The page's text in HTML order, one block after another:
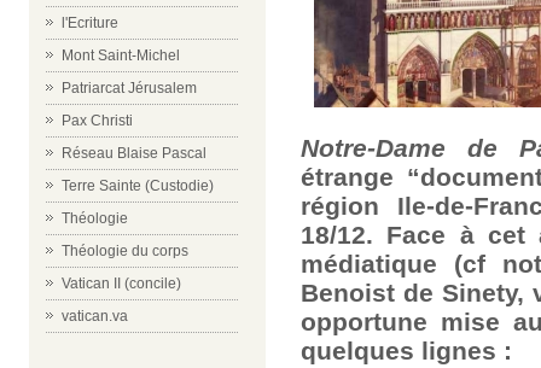
l'Ecriture
Mont Saint-Michel
Patriarcat Jérusalem
Pax Christi
Réseau Blaise Pascal
Terre Sainte (Custodie)
Théologie
Théologie du corps
Vatican II (concile)
vatican.va
Notre-Dame de
étrange
région Ile-de-
18/12. Face à cet
médiatique (cf
Benoist de Sinety,
opportune mise
quelques lignes :